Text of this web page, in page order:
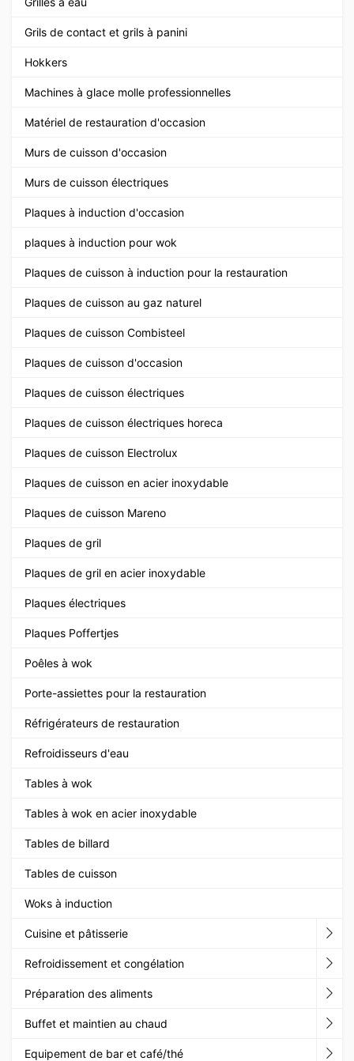
Grils de contact et grils à panini
Hokkers
Machines à glace molle professionnelles
Matériel de restauration d'occasion
Murs de cuisson d'occasion
Murs de cuisson électriques
Plaques à induction d'occasion
plaques à induction pour wok
Plaques de cuisson à induction pour la restauration
Plaques de cuisson au gaz naturel
Plaques de cuisson Combisteel
Plaques de cuisson d'occasion
Plaques de cuisson électriques
Plaques de cuisson électriques horeca
Plaques de cuisson Electrolux
Plaques de cuisson en acier inoxydable
Plaques de cuisson Mareno
Plaques de gril
Plaques de gril en acier inoxydable
Plaques électriques
Plaques Poffertjes
Poêles à wok
Porte-assiettes pour la restauration
Réfrigérateurs de restauration
Refroidisseurs d'eau
Tables à wok
Tables à wok en acier inoxydable
Tables de billard
Tables de cuisson
Woks à induction
Cuisine et pâtisserie
Refroidissement et congélation
Préparation des aliments
Buffet et maintien au chaud
Equipement de bar et café/thé